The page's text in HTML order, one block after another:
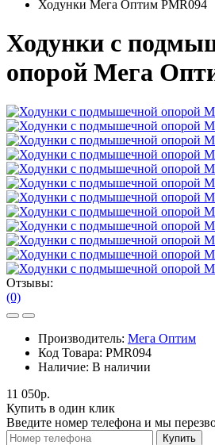
Ходунки Мега Оптим PMR094
Ходунки с
опорой Мега
Отзывы:
(0)
Производитель: Мега Оптим
Код Товара: PMR094
Наличие: В наличии
11 050р.
Купить в один клик
Введите номер телефона и мы
Купить